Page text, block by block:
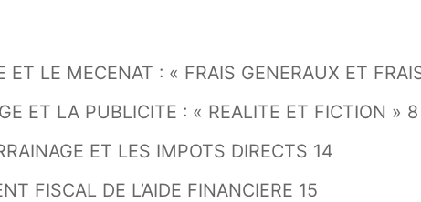
ET LE MECENAT : « FRAIS GENERAUX ET
ET LA PUBLICITE : « REALITE ET FICTION » 8
ET LES IMPOTS DIRECTS 14
FISCAL DE L’AIDE FINANCIERE 15